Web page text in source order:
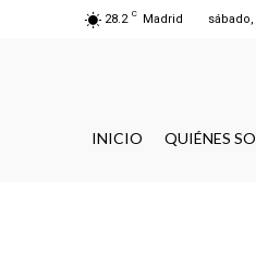
28.2 C Madrid
INICIO QUIÉNES